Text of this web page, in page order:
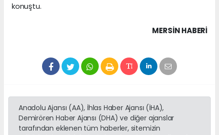
konuştu.
MERSIN HABERİ
Anadolu Ajansı (AA), İhlas Haber Ajansı (İHA),
Demirören Haber Ajansı (DHA) ve diğer ajanslar
tarafından eklenen tüm haberler, sitemizin